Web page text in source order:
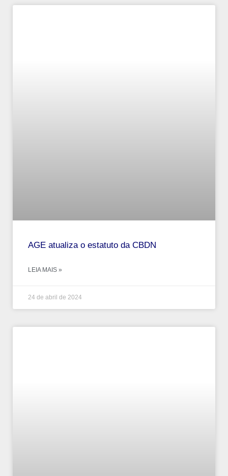
AGE atualiza o estatuto da CBDN
LEIA MAIS »
24 de abril de 2024